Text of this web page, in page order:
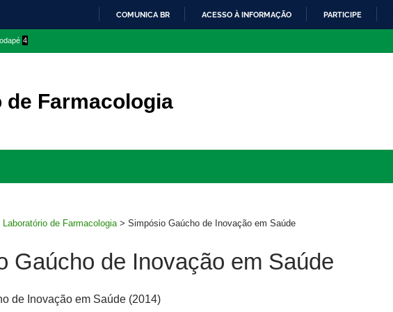
O
COMUNICA BR ACESSO À INFORMAÇÃO PARTICIPE
4
de Farmacologia
Laboratório de Farmacologia > Simpósio Gaúcho de Inovação em Saúde
Gaúcho de Inovação em Saúde
de Inovação em Saúde (2014)